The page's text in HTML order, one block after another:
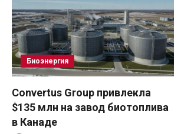
Биоэнергия
Convertus Group привлекла
$135 млн на завод биотоплива
в Канаде